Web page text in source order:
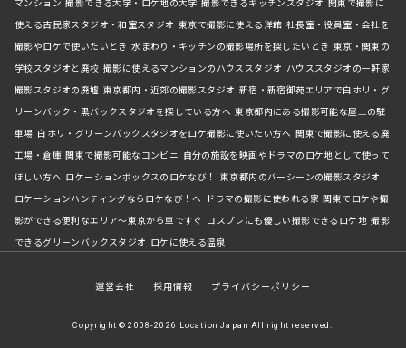
マンション 撮影できる大学・ロケ地の大学 撮影できるキッチンスタジオ 関東で撮影に
使える古民家スタジオ・和室スタジオ 東京で撮影に使える洋館 社長室・役員室・会社を
撮影やロケで使いたいとき 水まわり・キッチンの撮影場所を探したいとき 東京・関東の
学校スタジオと廃校 撮影に使えるマンションのハウススタジオ ハウススタジオの一軒家
撮影スタジオの廃墟 東京都内・近郊の撮影スタジオ 新宿・新宿御苑エリアで白ホリ・グ
リーンバック・黒バックスタジオを探している方へ 東京都内にある撮影可能な屋上の駐
車場 白ホリ・グリーンバックスタジオをロケ撮影に使いたい方へ 関東で撮影に使える廃
工場・倉庫 関東で撮影可能なコンビニ 自分の施設を映画やドラマのロケ地として使って
ほしい方へ ロケーションボックスのロケなび！
東京都内のバーシーンの撮影スタジオ
ロケーションハンティングならロケなび！へ ドラマの撮影に使われる家 関東でロケや撮
影ができる便利なエリア～東京から車ですぐ コスプレにも優しい撮影できるロケ地 撮影
できるグリーンバックスタジオ ロケに使える温泉
運営会社 採用情報 プライバシーポリシー
Copyright © 2008-2026 Location Japan All right reserved.